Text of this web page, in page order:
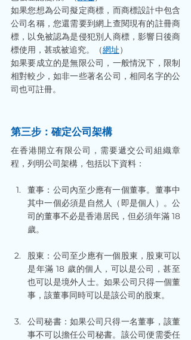
如果您想為公司擬定商標，而商標設計中包含
公司名稱，您還需要到網上查閱現有的註冊商
標，以免被認為是侵犯別人商標，影響日後商
標使用，甚或被追究。（網址）
如果要成立的是無限公司，一般情況下，限制
相對較少，如非一些著名公司，相同名字的公
司也可註冊。
第三步：確定公司架構
在香港開立有限公司，需要遞交公司組織章
程，列明公司架構，包括以下資料：
董事：公司內至少應有一個董事。董事中
其中一個必須是自然人（即是個人）。公
司的董事不必是香港居民，但必須年滿 18
歲。
股東：公司至少應有一個股東，股東可以
是年滿 18 歲的個人，可以是公司，甚至
也可以是境外人士。如果公司只得一個董
事，該董事同時可以是該公司的股東。
公司秘書：如果公司只得一名董事，該董
事不可以擔任公司秘書。該公司便需委任